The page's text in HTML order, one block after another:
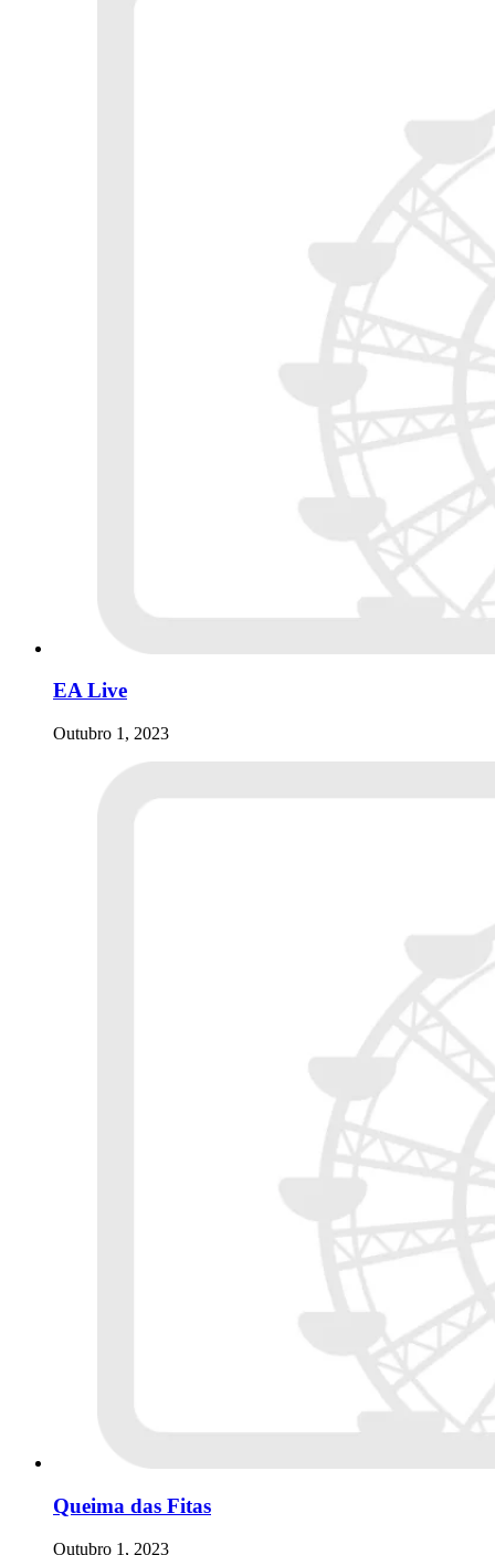
EA Live
Outubro 1, 2023
Queima das Fitas
Outubro 1, 2023